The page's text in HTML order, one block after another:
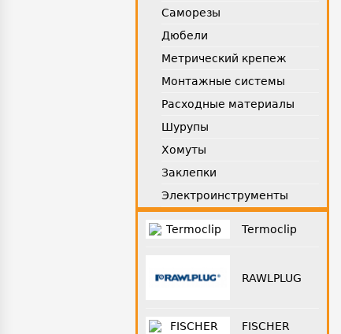
Саморезы
Дюбели
Метрический крепеж
Монтажные системы
Расходные материалы
Шурупы
Хомуты
Заклепки
Электроинструменты
Termoclip
RAWLPLUG
FISCHER